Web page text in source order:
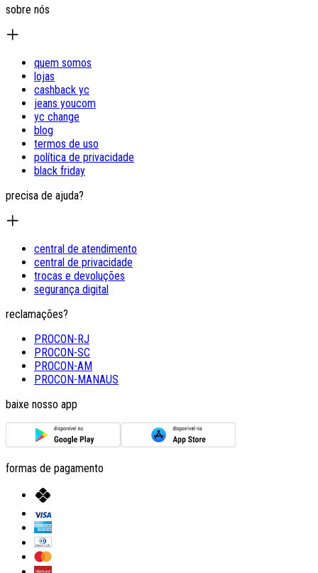
sobre nós
quem somos
lojas
cashback yc
jeans youcom
yc change
blog
termos de uso
política de privacidade
black friday
precisa de ajuda?
central de atendimento
central de privacidade
trocas e devoluções
segurança digital
reclamações?
PROCON-RJ
PROCON-SC
PROCON-AM
PROCON-MANAUS
baixe nosso app
formas de pagamento